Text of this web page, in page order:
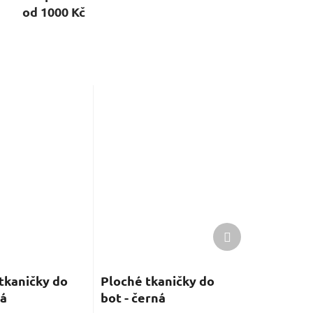
od 1000 Kč
do
Ploché tkaničky do
bot - černá
Další
produkt